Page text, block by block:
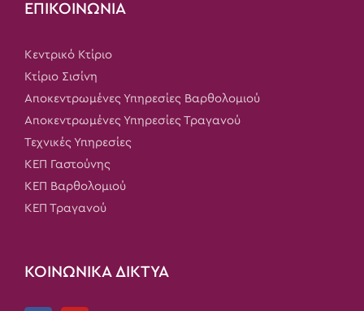
ΕΠΙΚΟΙΝΩΝΙΑ
Κεντρικό Κτίριο
Κτίριο Σισίνη
Αποκεντρωμένες Υπηρεσίες Βαρθολομιού
Αποκεντρωμένες Υπηρεσίες Τραγανού
Τεχνικές Υπηρεσίες
ΚΕΠ Γαστούνης
ΚΕΠ Βαρθολομιού
ΚΕΠ Τραγανού
ΚΟΙΝΩΝΙΚΑ ΔΙΚΤΥΑ